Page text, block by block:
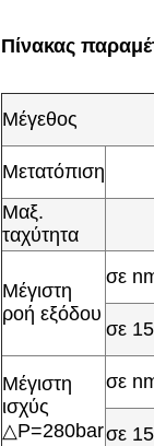
Πίνακας
Μέγεθος
Μετατόπιση
Μαξ.
ταχύτητα
Μέγιστη
ροή εξόδου
σε
σε
Μέγιστη
ισχύς
△P=280bar
σε
σε